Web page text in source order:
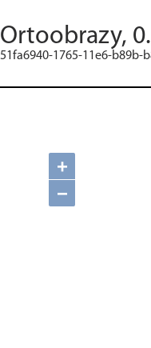
Ortoobrazy,
51fa6940-1765-11e6-b89b-
+
−